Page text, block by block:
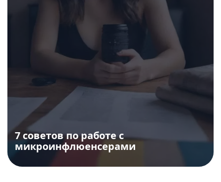
7 советов по работе с
микроинфлюенсерами